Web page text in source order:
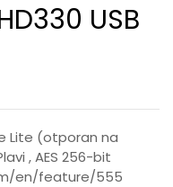
USB
Lite (otporan na
, AES 256-bit
en/feature/555